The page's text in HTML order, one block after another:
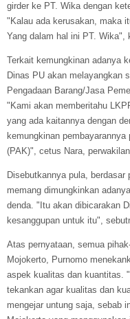
girder ke PT. Wika dengan
"Kalau ada kerusakan, maka
Yang dalam hal ini PT. Wika",
Terkait kemungkinan adanya
Dinas PU akan melayangkan
Pengadaan Barang/Jasa
"Kami akan memberitahu
yang ada kaitannya dengan
kemungkinan
(PAK)", cetus Nara,
Disebutkannya pula,
memang dimungkinkan
denda. "Itu akan dibicarakan
kesanggupan untuk itu",
Atas pernyataan, semua
Mojokerto, Purnomo
aspek kualitas dan kuantitas.
tekankan agar kualitas dan
mengejar untung saja, sebab